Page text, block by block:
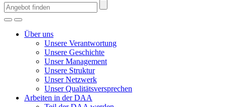
Über uns
Unsere Verantwortung
Unsere Geschichte
Unser Management
Unsere Struktur
Unser Netzwerk
Unser Qualitätsversprechen
Arbeiten in der DAA